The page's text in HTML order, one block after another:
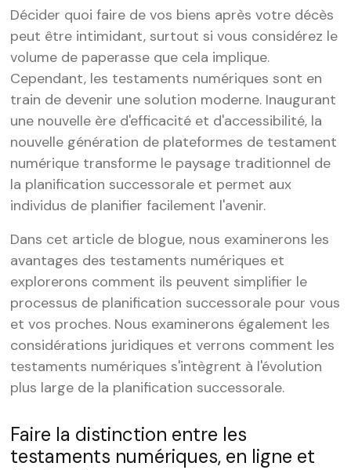
Décider quoi faire de vos biens après votre décès
peut être intimidant, surtout si vous considérez le
volume de paperasse que cela implique.
Cependant, les testaments numériques sont en
train de devenir une solution moderne. Inaugurant
une nouvelle ère d'efficacité et d'accessibilité, la
nouvelle génération de plateformes de testament
numérique transforme le paysage traditionnel de
la planification successorale et permet aux
individus de planifier facilement l'avenir.
Dans cet article de blogue, nous examinerons les
avantages des testaments numériques et
explorerons comment ils peuvent simplifier le
processus de planification successorale pour vous
et vos proches. Nous examinerons également les
considérations juridiques et verrons comment les
testaments numériques s'intègrent à l'évolution
plus large de la planification successorale.
Faire la distinction entre les
testaments numériques, en ligne et